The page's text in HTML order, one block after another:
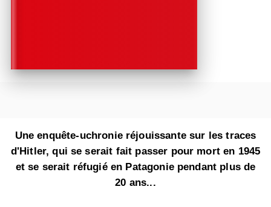
Une enquête-uchronie réjouissante sur les traces
d'Hitler, qui se serait fait passer pour mort en 1945
et se serait réfugié en Patagonie pendant plus de
20 ans...